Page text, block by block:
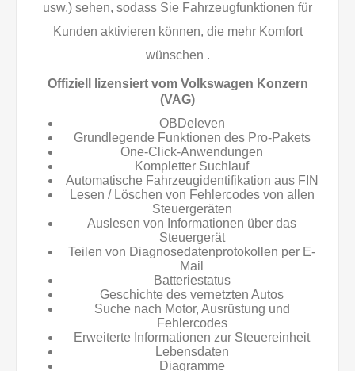
usw.) sehen, sodass Sie Fahrzeugfunktionen für
Kunden aktivieren können, die mehr Komfort
wünschen .
Offiziell lizensiert vom Volkswagen Konzern
(VAG)
OBDeleven
Grundlegende Funktionen des Pro-Pakets
One-Click-Anwendungen
Kompletter Suchlauf
Automatische Fahrzeugidentifikation aus FIN
Lesen / Löschen von Fehlercodes von allen
Steuergeräten
Auslesen von Informationen über das
Steuergerät
Teilen von Diagnosedatenprotokollen per E-
Mail
Batteriestatus
Geschichte des vernetzten Autos
Suche nach Motor, Ausrüstung und
Fehlercodes
Erweiterte Informationen zur Steuereinheit
Lebensdaten
Diagramme